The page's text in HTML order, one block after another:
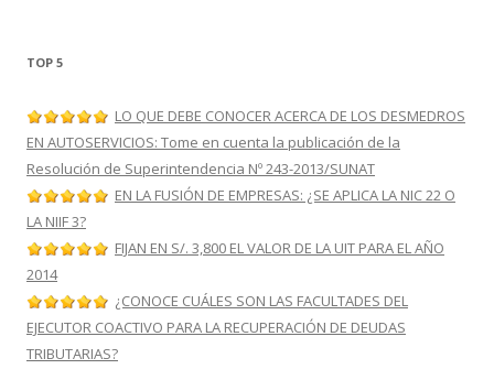
TOP 5
LO QUE DEBE CONOCER ACERCA DE LOS DESMEDROS
EN AUTOSERVICIOS: Tome en cuenta la publicación de la
Resolución de Superintendencia Nº 243-2013/SUNAT
EN LA FUSIÓN DE EMPRESAS: ¿SE APLICA LA NIC 22 O
LA NIIF 3?
FIJAN EN S/. 3,800 EL VALOR DE LA UIT PARA EL AÑO
2014
¿CONOCE CUÁLES SON LAS FACULTADES DEL
EJECUTOR COACTIVO PARA LA RECUPERACIÓN DE DEUDAS
TRIBUTARIAS?